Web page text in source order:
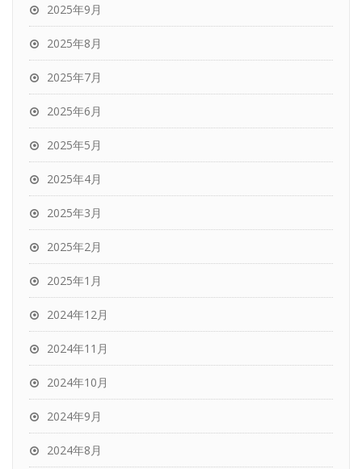
2025年9月
2025年8月
2025年7月
2025年6月
2025年5月
2025年4月
2025年3月
2025年2月
2025年1月
2024年12月
2024年11月
2024年10月
2024年9月
2024年8月